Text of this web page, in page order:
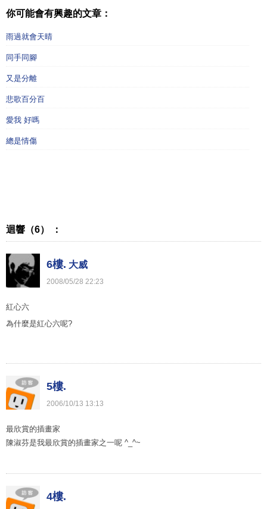
你可能會有興趣的文章：
雨過就會天晴
同手同腳
又是分離
悲歌百分百
愛我 好嗎
總是情傷
迴響（6） ：
6樓. 大威
2008/05/28 22:23
紅心六
為什麼是紅心六呢?
5樓.
2006/10/13 13:13
最欣賞的插畫家
陳淑芬是我最欣賞的插畫家之一呢 ^_^~
4樓.